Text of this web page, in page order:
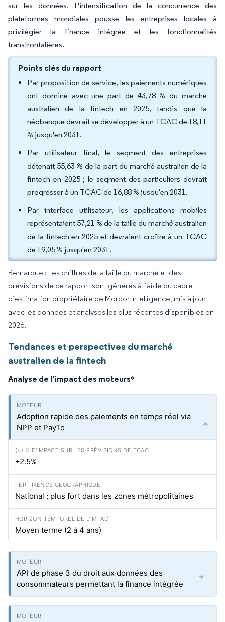
sur les données. L'intensification de la concurrence des
plateformes mondiales pousse les entreprises locales à
privilégier la finance intégrée et les fonctionnalités
transfrontalières.
Points clés du rapport
Par proposition de service, les paiements numériques
ont dominé avec une part de 43,78 % du marché
australien de la fintech en 2025, tandis que la
néobanque devrait se développer à un TCAC de 18,11
% jusqu'en 2031.
Par utilisateur final, le segment des entreprises
détenait 55,63 % de la part du marché australien de la
fintech en 2025 ; le segment des particuliers devrait
progresser à un TCAC de 16,88 % jusqu'en 2031.
Par interface utilisateur, les applications mobiles
représentaient 57,21 % de la taille du marché australien
de la fintech en 2025 et devraient croître à un TCAC
de 19,05 % jusqu'en 2031.
Remarque : Les chiffres de la taille du marché et des
prévisions de ce rapport sont générés à l’aide du cadre
d’estimation propriétaire de Mordor Intelligence, mis à jour
avec les données et analyses les plus récentes disponibles en
2026.
Tendances et perspectives du marché
australien de la fintech
Analyse de l'impact des moteurs*
Adoption rapide des paiements en temps réel via
NPP et PayTo
+2.5%
National ; plus fort dans les zones métropolitaines
Moyen terme (2 à 4 ans)
API de phase 3 du droit aux données des
consommateurs permettant la finance intégrée